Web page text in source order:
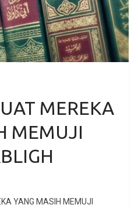
MEREKA
MEMUJI
YANG MASIH MEMUJI